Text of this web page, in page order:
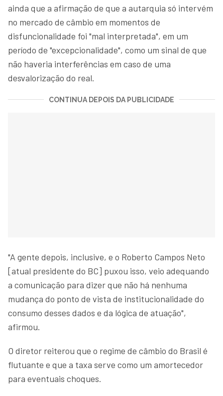
ainda que a afirmação de que a autarquia só intervém
no mercado de câmbio em momentos de
disfuncionalidade foi "mal interpretada", em um
período de "excepcionalidade", como um sinal de que
não haveria interferências em caso de uma
desvalorização do real.
CONTINUA DEPOIS DA PUBLICIDADE
"A gente depois, inclusive, e o Roberto Campos Neto
[atual presidente do BC] puxou isso, veio adequando
a comunicação para dizer que não há nenhuma
mudança do ponto de vista de institucionalidade do
consumo desses dados e da lógica de atuação",
afirmou.
O diretor reiterou que o regime de câmbio do Brasil é
flutuante e que a taxa serve como um amortecedor
para eventuais choques.